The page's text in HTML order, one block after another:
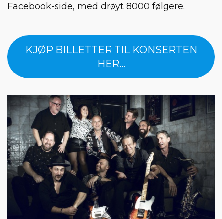
Facebook-side, med drøyt 8000 følgere.
KJØP BILLETTER TIL KONSERTEN
HER...